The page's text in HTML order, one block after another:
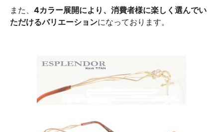
また、 4カラー展開により、消費者様に楽しく選んでい
ただけるバリエーションになっております。